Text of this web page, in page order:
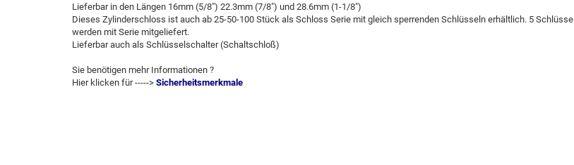
Lieferbar in den Längen 16mm (5/8") 22.3mm (7/8") und 28.6mm (1-1/8")
Dieses Zylinderschloss ist auch ab 25-50-100 Stück als Schloss Serie mit gleich sperrenden Schlüsseln erhältlich. 5 Schlüssel
werden mit Serie mitgeliefert.
Lieferbar auch als Schlüsselschalter (Schaltschloß)
Sie benötigen mehr Informationen ?
Hier klicken für -----> Sicherheitsmerkmale